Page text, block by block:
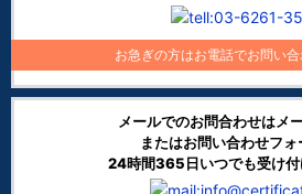
お急ぎの方はお電話でお問い合
メールでのお問合わせはメ
またはお問い合わせフォ
24時間365日いつでも受け付